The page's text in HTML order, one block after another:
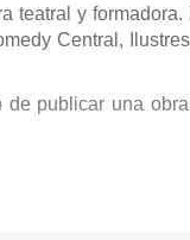
teatral y formadora.
Central, Ilustres
publicar una